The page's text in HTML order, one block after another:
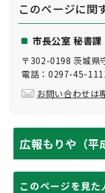
このページに関
市長公室 秘書課
〒302-0198 茨城県
電話：0297-45-
お問い合わせは
広報もりや（平
このページを見